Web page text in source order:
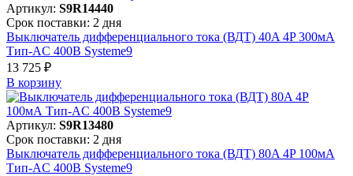
Артикул: S9R14440
Срок поставки: 2 дня
Выключатель дифференциального тока (ВДТ) 40A 4P 300мА
Тип-AC 400В Systeme9
13 725 ₽
В корзинy
Артикул: S9R13480
Срок поставки: 2 дня
Выключатель дифференциального тока (ВДТ) 80A 4P 100мА
Тип-AC 400В Systeme9